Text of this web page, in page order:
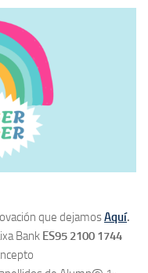
que dejamosAquí.
Bank ES95 2100 1744